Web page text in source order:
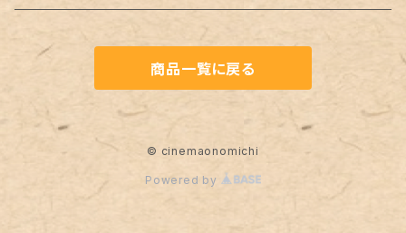
商品一覧に戻る
© cinemaonomichi
Powered by